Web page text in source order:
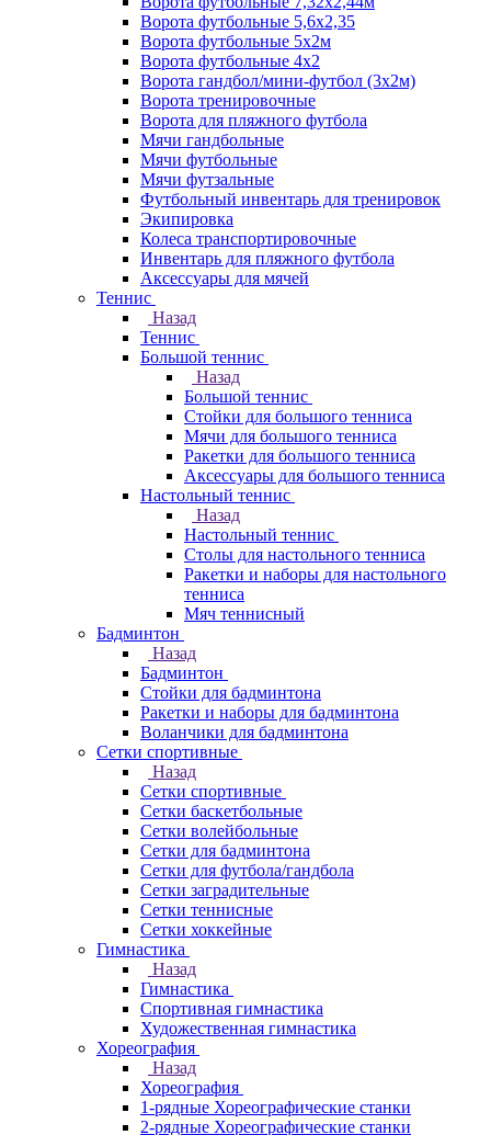
Ворота футбольные 5,6х2,35
Ворота футбольные 5х2м
Ворота футбольные 4х2
Ворота гандбол/мини-футбол (3х2м)
Ворота тренировочные
Ворота для пляжного футбола
Мячи гандбольные
Мячи футбольные
Мячи футзальные
Футбольный инвентарь для тренировок
Экипировка
Колеса транспортировочные
Инвентарь для пляжного футбола
Аксессуары для мячей
Теннис
Назад
Теннис
Большой теннис
Назад
Большой теннис
Стойки для большого тенниса
Мячи для большого тенниса
Ракетки для большого тенниса
Аксессуары для большого тенниса
Настольный теннис
Назад
Настольный теннис
Столы для настольного тенниса
Ракетки и наборы для настольного
тенниса
Мяч теннисный
Бадминтон
Назад
Бадминтон
Стойки для бадминтона
Ракетки и наборы для бадминтона
Воланчики для бадминтона
Сетки спортивные
Назад
Сетки спортивные
Сетки баскетбольные
Сетки волейбольные
Сетки для бадминтона
Сетки для футбола/гандбола
Сетки заградительные
Сетки теннисные
Сетки хоккейные
Гимнастика
Назад
Гимнастика
Спортивная гимнастика
Художественная гимнастика
Хореография
Назад
Хореография
1-рядные Хореографические станки
2-рядные Хореографические станки